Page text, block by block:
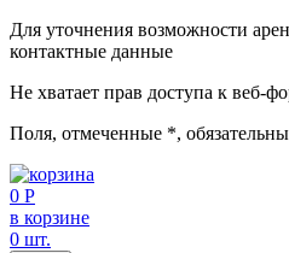
Для уточнения возможности
контактные данные
Не хватает прав доступа к веб-
Поля, отмеченные *,
0 Р
в корзине
0 шт.